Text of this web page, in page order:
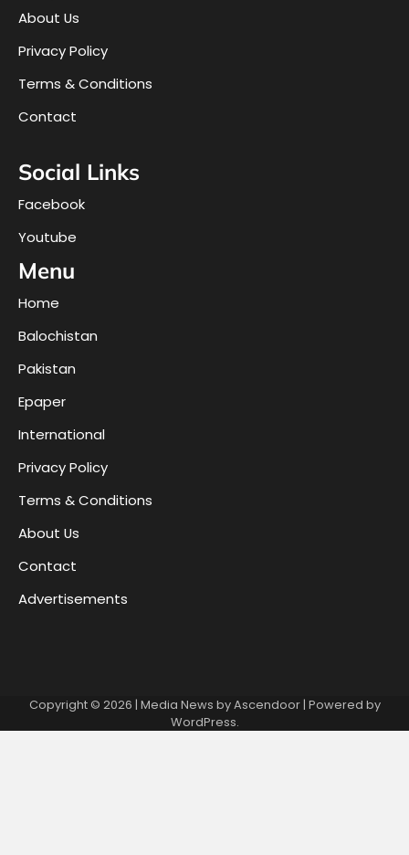
About Us
Privacy Policy
Terms & Conditions
Contact
Social Links
Facebook
Youtube
Menu
Home
Balochistan
Pakistan
Epaper
International
Privacy Policy
Terms & Conditions
About Us
Contact
Advertisements
Copyright © 2026 | Media News byAscendoor| Powered by
WordPress.